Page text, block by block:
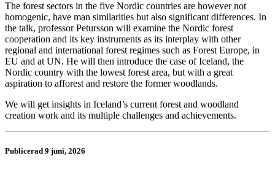
The forest sectors in the five Nordic countries are however not
homogenic, have man similarities but also significant differences. In
the talk, professor Petursson will examine the Nordic forest
cooperation and its key instruments as its interplay with other
regional and international forest regimes such as Forest Europe, in
EU and at UN. He will then introduce the case of Iceland, the
Nordic country with the lowest forest area, but with a great
aspiration to afforest and restore the former woodlands.
We will get insights in Iceland’s current forest and woodland
creation work and its multiple challenges and achievements.
Publicerad 9 juni, 2026